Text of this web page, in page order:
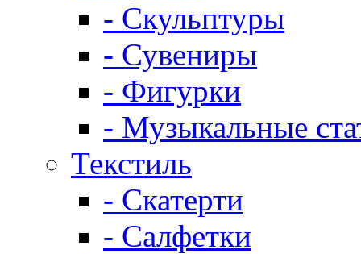
- Скульптуры
- Сувениры
- Фигурки
- Музыкальные
Текстиль
- Скатерти
- Салфетки